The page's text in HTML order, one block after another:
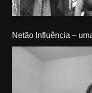
Netão Influência –